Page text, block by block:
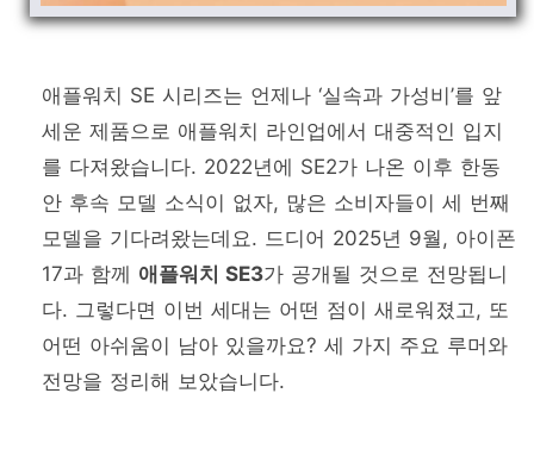
애플워치 SE 시리즈는 언제나 ‘실속과 가성비’를 앞
세운 제품으로 애플워치 라인업에서 대중적인 입지
를 다져왔습니다. 2022년에 SE2가 나온 이후 한동
안 후속 모델 소식이 없자, 많은 소비자들이 세 번째
모델을 기다려왔는데요. 드디어 2025년 9월, 아이폰
17과 함께 애플워치 SE3가 공개될 것으로 전망됩니
다. 그렇다면 이번 세대는 어떤 점이 새로워졌고, 또
어떤 아쉬움이 남아 있을까요? 세 가지 주요 루머와
전망을 정리해 보았습니다.